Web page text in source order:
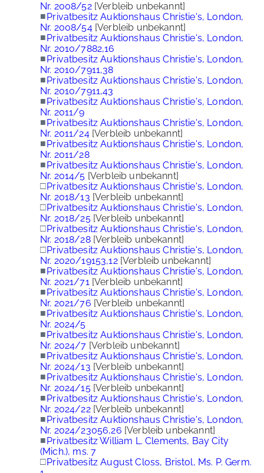
Nr. 2008/52[Verbleib unbekannt]
■Privatbesitz Auktionshaus Christie's, London,
Nr. 2008/54[Verbleib unbekannt]
■Privatbesitz Auktionshaus Christie's, London,
Nr. 2010/7882,16
■Privatbesitz Auktionshaus Christie's, London,
Nr. 2010/7911,38
■Privatbesitz Auktionshaus Christie's, London,
Nr. 2010/7911,43
■Privatbesitz Auktionshaus Christie's, London,
Nr. 2011/9
■Privatbesitz Auktionshaus Christie's, London,
Nr. 2011/24[Verbleib unbekannt]
■Privatbesitz Auktionshaus Christie's, London,
Nr. 2011/28
■Privatbesitz Auktionshaus Christie's, London,
Nr. 2014/5 [Verbleib unbekannt]
□Privatbesitz Auktionshaus Christie's, London,
Nr. 2018/13 [Verbleib unbekannt]
□Privatbesitz Auktionshaus Christie's, London,
Nr. 2018/25[Verbleib unbekannt]
□Privatbesitz Auktionshaus Christie's, London,
Nr. 2018/28[Verbleib unbekannt]
□Privatbesitz Auktionshaus Christie's, London,
Nr. 2020/19153,12[Verbleib unbekannt]
■Privatbesitz Auktionshaus Christie's, London,
Nr. 2021/71[Verbleib unbekannt]
■Privatbesitz Auktionshaus Christie's, London,
Nr. 2021/76 [Verbleib unbekannt]
■Privatbesitz Auktionshaus Christie's, London,
Nr. 2024/5
■Privatbesitz Auktionshaus Christie's, London,
Nr. 2024/7 [Verbleib unbekannt]
■Privatbesitz Auktionshaus Christie's, London,
Nr. 2024/13 [Verbleib unbekannt]
■Privatbesitz Auktionshaus Christie's, London,
Nr. 2024/15[Verbleib unbekannt]
■Privatbesitz Auktionshaus Christie's, London,
Nr. 2024/22[Verbleib unbekannt]
■Privatbesitz Auktionshaus Christie's, London,
Nr. 2024/23056,26 [Verbleib unbekannt]
■Privatbesitz William L. Clements, Bay City
(Mich.), ms. 7
□Privatbesitz August Closs, Bristol, Ms. P. Germ.